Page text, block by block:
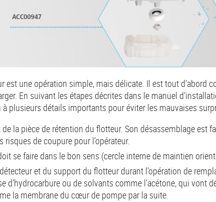
est une opération simple, mais délicate. Il est tout d’abord
En suivant les étapes décrites dans le manuel
plusieurs détails importants pour éviter les mauvaises
la pièce de rétention du flotteur. Son désassemblage est
risques de coupure pour l’opérateur.
se faire dans le bon sens (cercle interne de maintien
et du support du flotteur durant l’opération de
d’hydrocarbure ou de solvants comme l’acétone, qui vont
la membrane du cœur de pompe par la suite.